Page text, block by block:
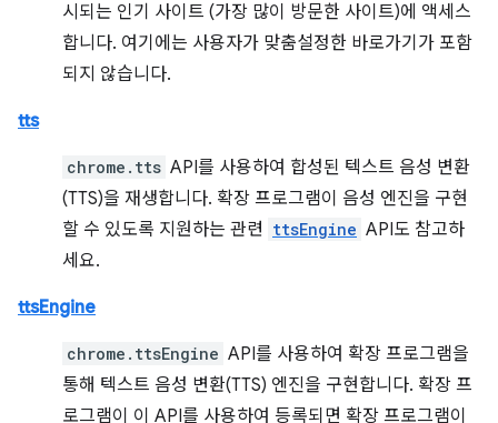
시되는 인기 사이트 (가장 많이 방문한 사이트)에 액세스
합니다. 여기에는 사용자가 맞춤설정한 바로가기가 포함
되지 않습니다.
tts
chrome.tts API를 사용하여 합성된 텍스트 음성 변환
(TTS)을 재생합니다. 확장 프로그램이 음성 엔진을 구현
할 수 있도록 지원하는 관련 ttsEngine API도 참고하
세요.
ttsEngine
chrome.ttsEngine API를 사용하여 확장 프로그램을
통해 텍스트 음성 변환(TTS) 엔진을 구현합니다. 확장 프
로그램이 이 API를 사용하여 등록되면 확장 프로그램이